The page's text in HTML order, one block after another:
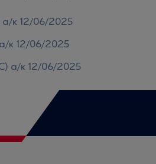
α/κ 12/06/2025
α/κ 12/06/2025
α/κ 12/06/2025